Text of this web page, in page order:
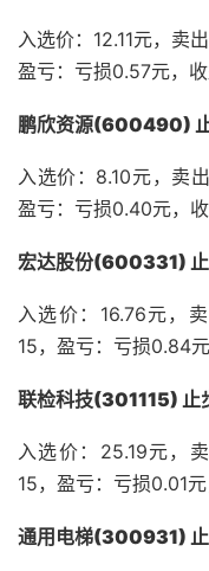
入选价：12.11元，卖
盈亏：亏损0.57元，收
鹏欣资源(600490)
入选价：8.10元，卖
盈亏：亏损0.40元，收
宏达股份(600331)
入选价：16.76元，
15，盈亏：亏损0.84
联检科技(301115) 止
入选价：25.19元，
15，盈亏：亏损0.01
通用电梯(300931)